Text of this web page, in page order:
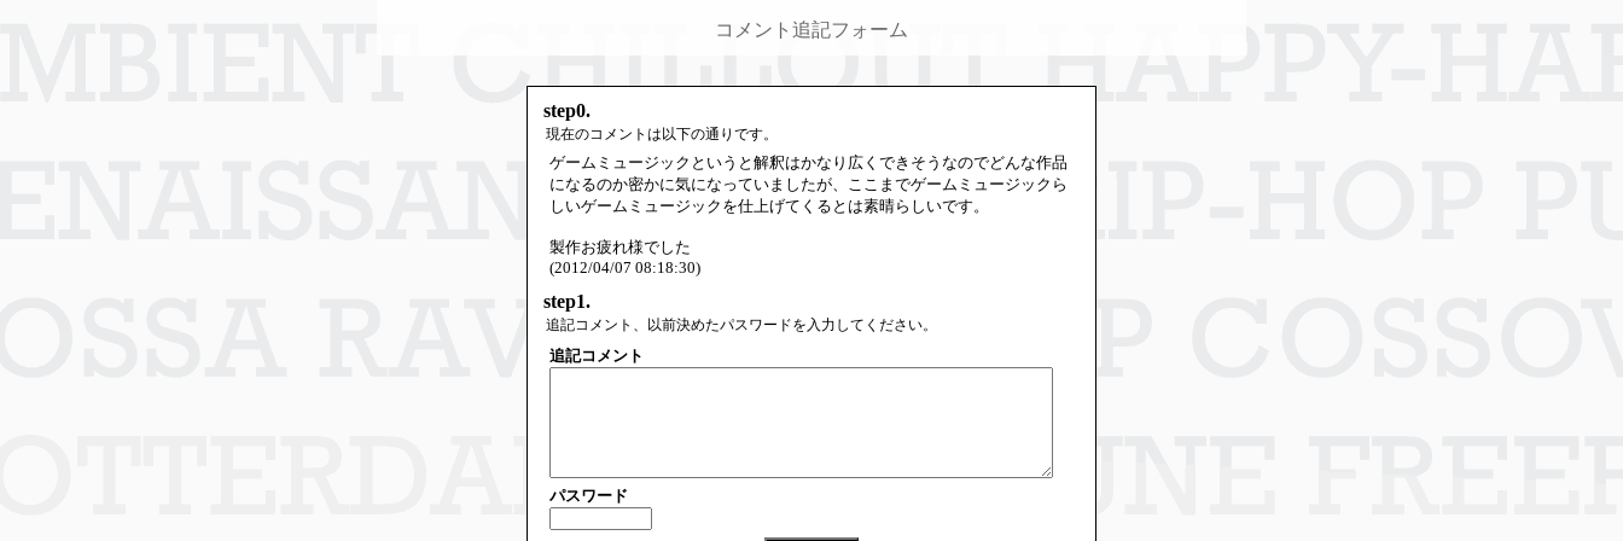
コメント追記フォーム
step0.
現在のコメントは以下の通りです。
ゲームミュージックというと解釈はかなり広くできそうなのでどんな作品
になるのか密かに気になっていましたが、ここまでゲームミュージックら
しいゲームミュージックを仕上げてくるとは素晴らしいです。
製作お疲れ様でした
(2012/04/07 08:18:30)
step1.
追記コメント、以前決めたパスワードを入力してください。
追記コメント
パスワード